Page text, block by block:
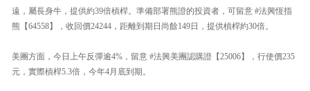
遠，屬長身牛，提供約39倍槓桿。準備部署熊證的投資者，可留意 #法興恆指
熊【64558】，收回價24244，距離到期日尚餘149日，提供槓桿約30倍。
美團方面，今日上午反彈逾4%，留意 #法興美團認購證【25006】，行使價235
元，實際槓桿5.3倍，今年4月底到期。